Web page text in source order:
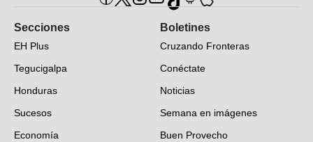
Secciones
EH Plus
Tegucigalpa
Honduras
Sucesos
Economía
Boletines
Cruzando Fronteras
Conéctate
Noticias
Semana en imágenes
Buen Provecho